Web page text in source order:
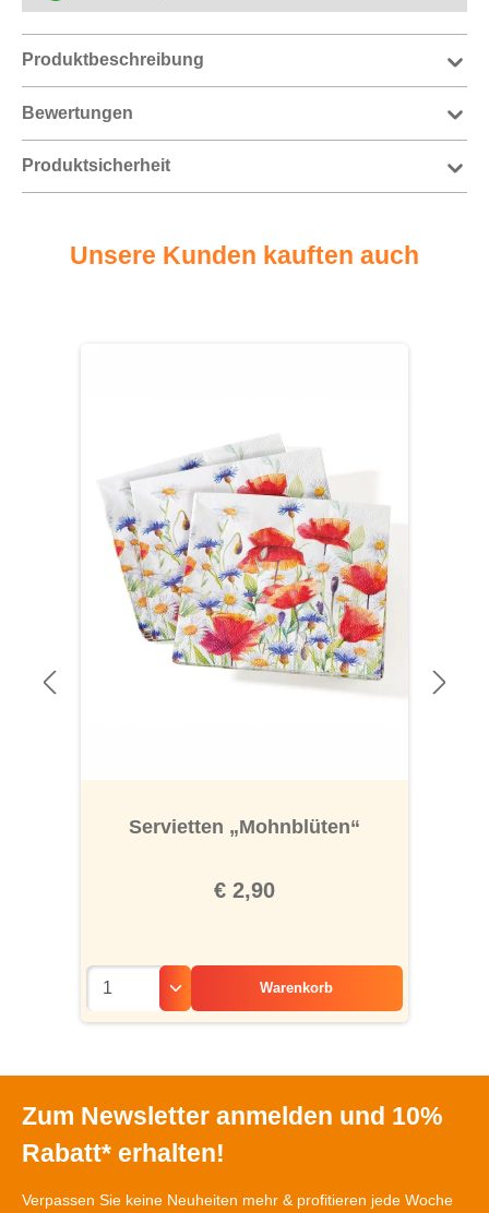
Produktbeschreibung
Bewertungen
Produktsicherheit
Unsere Kunden kauften auch
Servietten „Mohnblüten“
€ 2,90
Warenkorb
Zum Newsletter anmelden und 10%
Rabatt* erhalten!
Verpassen Sie keine Neuheiten mehr & profitieren jede Woche